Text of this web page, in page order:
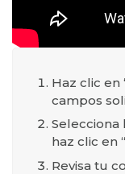
Haz clic en
campos
haz clic en
Revisa tu